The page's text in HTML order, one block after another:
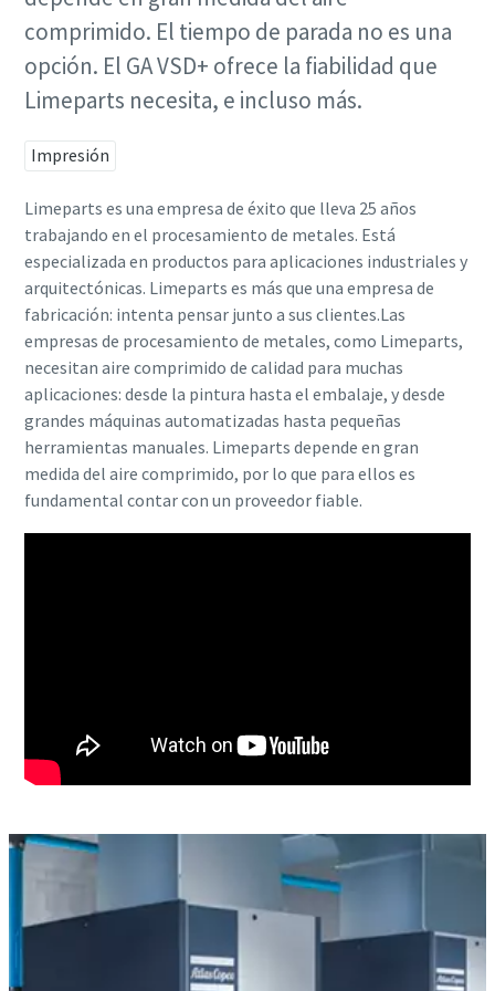
Catálogo de Productos de Atlas Copco
En este libro electrónico presentamos los productos y
servicios de la división de Compresores de Atlas Copco
Descúbralos aquí
Descargar Guía de Optimización
comprimido. El tiempo de parada no es una
opción. El GA VSD+ ofrece la fiabilidad que
Limeparts necesita, e incluso más.
Impresión
Limeparts es una empresa de éxito que lleva 25 años
trabajando en el procesamiento de metales. Está
especializada en productos para aplicaciones industriales y
arquitectónicas. Limeparts es más que una empresa de
fabricación: intenta pensar junto a sus clientes.Las
empresas de procesamiento de metales, como Limeparts,
necesitan aire comprimido de calidad para muchas
aplicaciones: desde la pintura hasta el embalaje, y desde
grandes máquinas automatizadas hasta pequeñas
herramientas manuales. Limeparts depende en gran
medida del aire comprimido, por lo que para ellos es
fundamental contar con un proveedor fiable.